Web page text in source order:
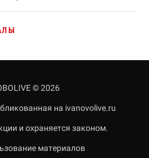
© 2026
на ivanovolive.ru
и охраняется законом.
материалов